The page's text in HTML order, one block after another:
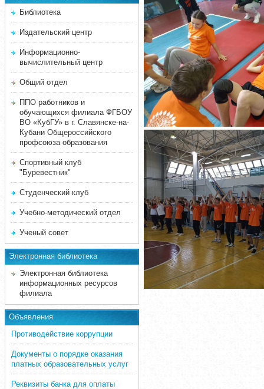
Библиотека
Издательский центр
Информационно-
вычислительный центр
Общий отдел
ППО работников и
обучающихся филиала ФГБОУ
ВО «КубГУ» в г. Славянске-на-
Кубани Общероссийского
профсоюза образования
Спортивный клуб
"Буревестник"
Студенческий клуб
Учебно-методический отдел
Ученый совет
Электронная библиотека
Электронная библиотека
информационных ресурсов
филиала
Объявления
Противодействие коррупции
Документы о порядке оказания
платных образовательных услуг
Реквизиты банка для оплаты